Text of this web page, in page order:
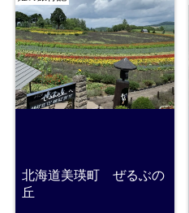
北海道美瑛町 ぜるぶの
丘